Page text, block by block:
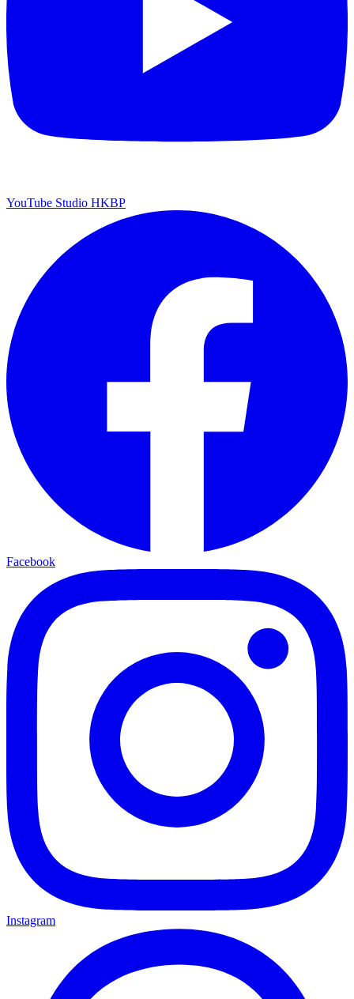
YouTube Studio HKBP
Facebook
Instagram